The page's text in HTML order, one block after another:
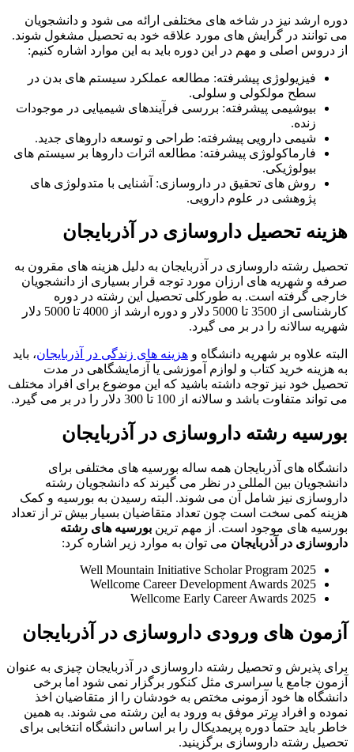
دوره ارشد نیز در شاخه های مختلفی ارائه می شود و دانشجویان
می توانند در گرایش های مورد علاقه خود به تحصیل مشغول شوند.
از دروس اصلی و مهم در این دوره باید به این موارد اشاره کنیم:
فیزیولوژی پیشرفته: مطالعه عملکرد سیستم‌ های بدن در
سطح مولکولی و سلولی.
بیوشیمی پیشرفته: بررسی فرآیندهای شیمیایی در موجودات
زنده.
شیمی دارویی پیشرفته: طراحی و توسعه داروهای جدید.
فارماکولوژی پیشرفته: مطالعه اثرات داروها بر سیستم‌ های
بیولوژیکی.
روش ‌های تحقیق در داروسازی: آشنایی با متدولوژی‌ های
پژوهشی در علوم دارویی.
هزینه تحصیل داروسازی در آذربایجان
تحصیل رشته داروسازی در آذربایجان به دلیل هزینه‌ های مقرون ‌به
‌صرفه و شهریه های ارزان مورد توجه قرار بسیاری از دانشجویان
خارجی گرفته است. به طورکلی تحصیل این رشته در دوره
کارشناسی از 3500 تا 5000 دلار و دوره ارشد از 4000 تا 5000 دلار
شهریه سالانه را در بر می گیرد.
البته علاوه بر شهریه دانشگاه و هزینه های زندگی در آذربایجان، باید
به هزینه خرید کتاب و لوازم آموزشی یا آزمایشگاهی در مدت
تحصیل خود نیز توجه داشته باشید که این موضوع برای افراد مختلف
می تواند متفاوت باشد و سالانه از 100 تا 300 دلار را در بر می گیرد.
بورسیه رشته داروسازی در آذربایجان
دانشگاه های آذربایجان همه ساله بورسیه های مختلفی برای
دانشجویان بین المللی در نظر می گیرند که دانشجویان رشته
داروسازی نیز شامل آن می شوند. البته رسیدن به بورسیه و کمک
هزینه کمی سخت است چون تعداد متقاضیان بسیار بیش تر از تعداد
بورسیه های موجود است. از مهم ترین بورسیه های رشته
داروسازی در آذربایجان می توان به موارد زیر اشاره کرد:
Well Mountain Initiative Scholar Program 2025
Wellcome Career Development Awards 2025
Wellcome Early Career Awards 2025
آزمون های ورودی داروسازی در آذربایجان
برای پذیرش و تحصیل رشته داروسازی در آذربایجان چیزی به عنوان
آزمون جامع یا سراسری مثل کنکور برگزار نمی شود اما برخی
دانشگاه ها خود آزمونی مختص به خودشان را از متقاضیان اخذ
نموده و افراد برتر موفق به ورود به این رشته می شوند. به همین
خاطر باید حتماً دوره پریمدیکال را بر اساس دانشگاه انتخابی برای
تحصیل رشته داروسازی برگزینید.